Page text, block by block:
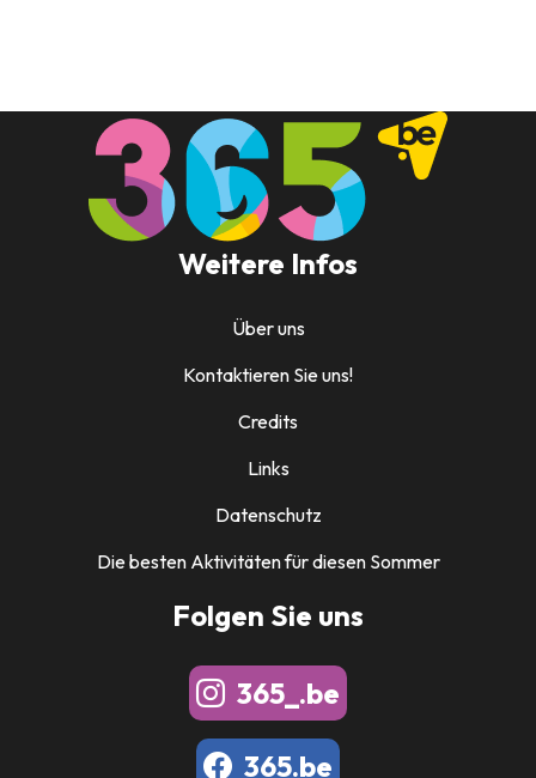
Weitere Infos
Über uns
Kontaktieren Sie uns!
Credits
Links
Datenschutz
Die besten Aktivitäten für diesen Sommer
Folgen Sie uns
365_.be
365.be